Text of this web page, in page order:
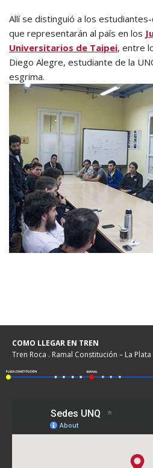
Allí se distinguió a los
que representarán al país en los
Universitarios de Taipei, entre
Diego Alegre, estudiante de la
esgrima.
COMO LLEGAR EN TREN
Tren Roca . Ramal Constitución – La Plata